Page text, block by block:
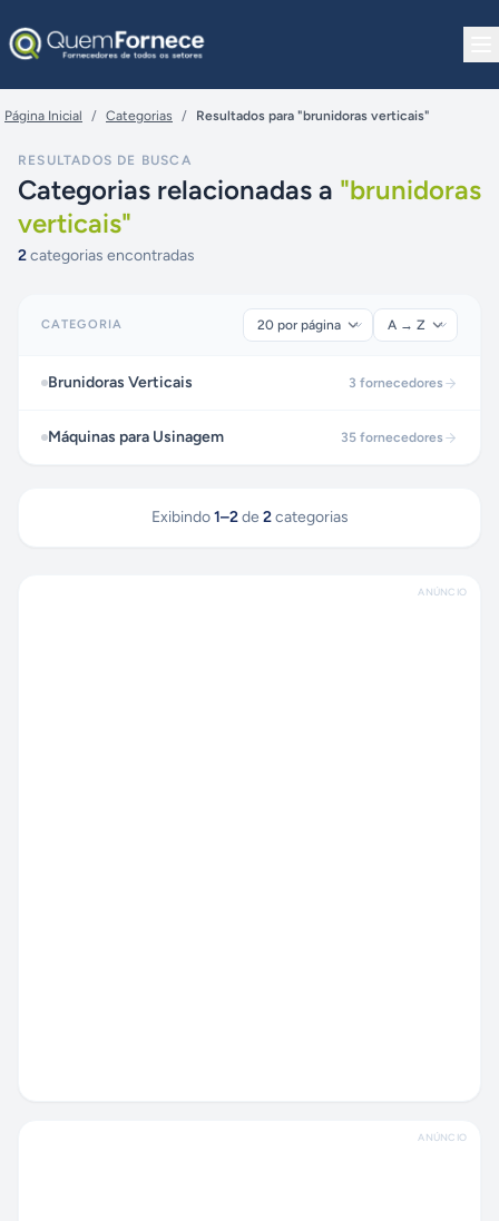
Página Inicial / Categorias / Resultados para "brunidoras verticais"
RESULTADOS DE BUSCA
Categorias relacionadas a "brunidoras
verticais"
2categorias encontradas
CATEGORIA
Brunidoras Verticais 3 fornecedores
Máquinas para Usinagem 35 fornecedores
Exibindo 1–2 de 2 categorias
ANÚNCIO
ANÚNCIO